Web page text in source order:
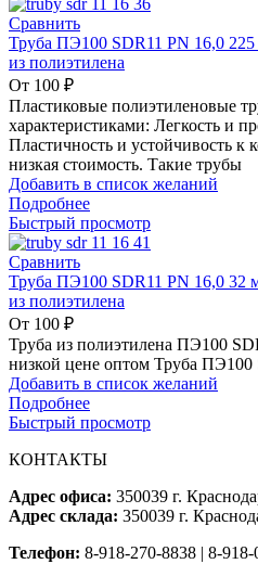
Сравнить
Труба ПЭ100 SDR11 PN 16,0
из полиэтилена
От 100 ₽
Пластиковые полиэтиленовые
характеристиками: Легкость и
Пластичность и устойчивость к
низкая стоимость. Такие трубы
Добавить в список желаний
Подробнее
Быстрый просмотр
Сравнить
Труба ПЭ100 SDR11 PN 16,0 32
из полиэтилена
От 100 ₽
Труба из полиэтилена ПЭ100
низкой цене оптом Труба ПЭ100
Добавить в список желаний
Подробнее
Быстрый просмотр
КОНТАКТЫ
Адрес офиса: 350039 г.
Адрес склада: 350039 г.
Телефон: 8-918-270-8838 | 8-918-